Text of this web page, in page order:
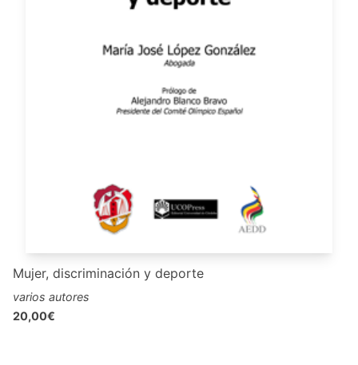
Mujer, discriminación y deporte
varios autores
20,00€